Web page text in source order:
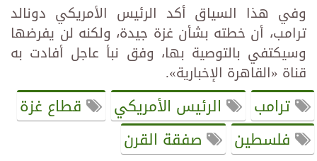
وفي هذا السياق أكد الرئيس الأمريكي دونالد
ترامب، أن خطته بشأن غزة جيدة، ولكنه لن يفرضها
وسيكتفي بالتوصية بها، وفق نبأ عاجل أفادت به
قناة «القاهرة الإخبارية».
ترامب الرئيس الأمريكي
قطاع غزة
فلسطين
صفقة القرن